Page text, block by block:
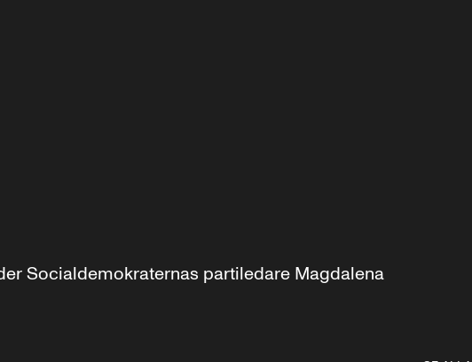
Socialdemokraternas partiledare Magdalena